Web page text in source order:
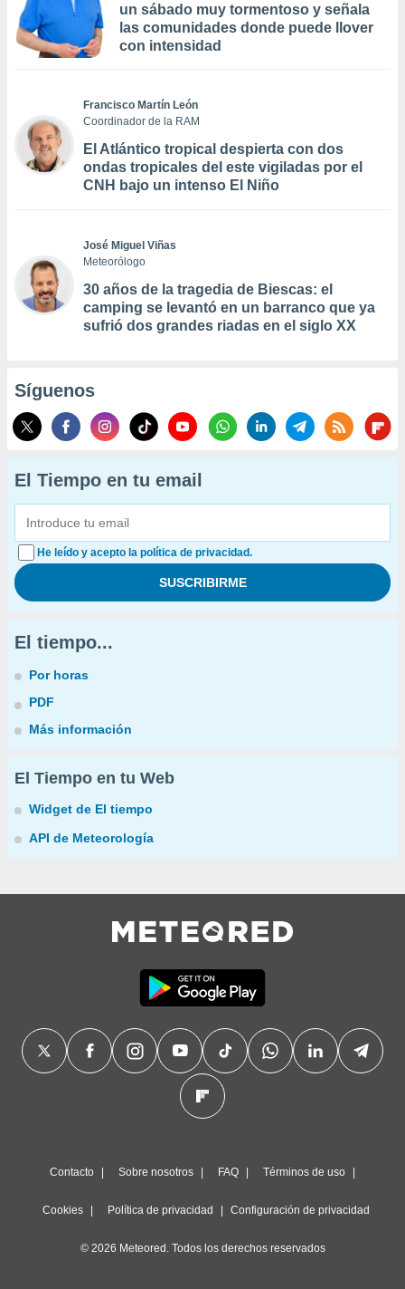
un sábado muy tormentoso y señala
las comunidades donde puede llover
con intensidad
Francisco Martín León
Coordinador de la RAM
El Atlántico tropical despierta con dos
ondas tropicales del este vigiladas por el
CNH bajo un intenso El Niño
José Miguel Viñas
Meteorólogo
30 años de la tragedia de Biescas: el
camping se levantó en un barranco que ya
sufrió dos grandes riadas en el siglo XX
Síguenos
El Tiempo en tu email
He leído y acepto la política de privacidad.
El tiempo...
Por horas
PDF
Más información
El Tiempo en tu Web
Widget de El tiempo
API de Meteorología
Contacto Sobre nosotros FAQ Términos de uso
Cookies Política de privacidad Configuración de privacidad
© 2026 Meteored. Todos los derechos reservados